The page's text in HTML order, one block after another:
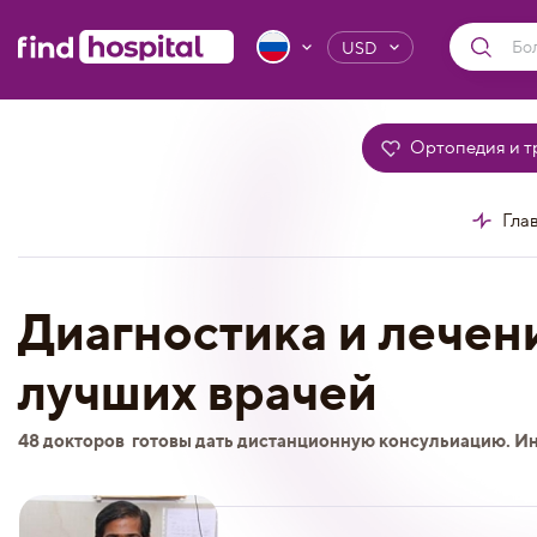
USD
Ортопедия и
Диагностика и
лучших врачей
48 докторов готовы дать дистанционную консульиацию.